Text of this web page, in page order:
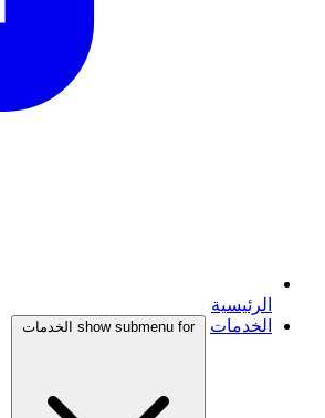
الرئيسية
الخدمات
show submenu for الخدمات